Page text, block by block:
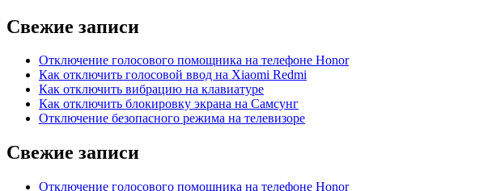
Свежие записи
Отключение голосового помощника на телефоне Honor
Как отключить голосовой ввод на Xiaomi Redmi
Как отключить вибрацию на клавиатуре
Как отключить блокировку экрана на Самсунг
Отключение безопасного режима на телевизоре
Свежие записи
Отключение голосового помощника на телефоне Honor